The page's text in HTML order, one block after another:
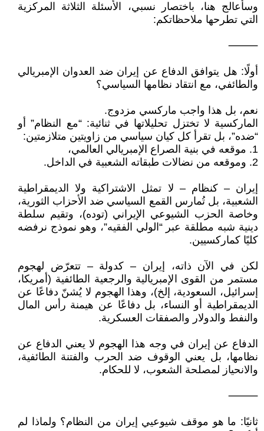
وسأعالج هنا، باختصار نسبي، الأسئلة الثلاثة المركزية
التي تطرحها ملاحظاتكم:
⸻
أولًا: هل يتوافق الدفاع عن إيران ضد العدوان الإمبريالي
والطائفي، مع انتقاد نظامها السياسي؟
نعم، بل هذا واجب ماركسي مزدوج.
الماركسية لا تختزل تحليلاتها في ثنائية: “مع النظام” أو
“ضده”، بل تقرأ كل كيان سياسي من زاويتين متلازمتين:
1. موقعه في بنية الصراع الإمبريالي العالمي،
2. وموقعه من نضالات طبقاته الشعبية في الداخل.
إيران – كنظام – لا تمثل الاشتراكية ولا الديمقراطية
الشعبية، بل تُمارس القمع السياسي ضد الأحزاب الثورية،
وخاصة الحزب الشيوعي الإيراني (توده)، وتقيم سلطة
دينية شبه مطلقة عبر “الولي الفقيه”، وهو نموذج نرفضه
كليًا كماركسيين.
لكن في الآن ذاته، إيران – كدولة – تتعرّض لهجوم
مستمر من القوى الإمبريالية والرجعية الطائفية (أمريكا،
إسرائيل، السعودية، إلخ)، وهذا الهجوم لا يُشنّ دفاعًا عن
الديمقراطية أو النساء، بل دفاعًا عن هيمنة رأس المال
والنفط والدولار والصفقات العسكرية.
الدفاع عن إيران في وجه هذا الهجوم لا يعني الدفاع عن
نظامها، بل يعني الوقوف ضد الحرب والفتنة الطائفية،
والانحياز لمصلحة الشعوب، لا للحكام.
⸻
ثانيًا: ما هو موقف شيوعيي إيران من النظام؟ ولماذا لم